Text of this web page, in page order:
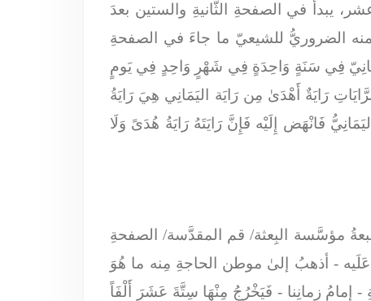
يبدأُ في الصفحةِ الثَّانيةِ والستين بعدَ
الضروريُّ للشيعيّ ما جاءَ في الصفحةِ
فِي سَنَةٍ وَاحِدَةٍ فِي شَهْرٍ وَاحِدٍ فِي يَومٍ
رَايَةٌ أَهْدَىٰ مِن رَايَة اليَمَانِي هِيَ رَايَةُ
فَانْهَض إِلَيْه فَإِنَّ رَايَتَهُ رَايَةُ هُدَىً وَلَا
مؤسَّسة البِعثة/ قم المقدَّسة/ الصفحةِ
- أذهبُ إلىٰ موطن الحاجةِ مِنه ما هُوَ
- إمامُ زمانِنا - فَيَخْرُجُ مِنْهَا سِتَّةَ عَشَرَ أَلْفَاً